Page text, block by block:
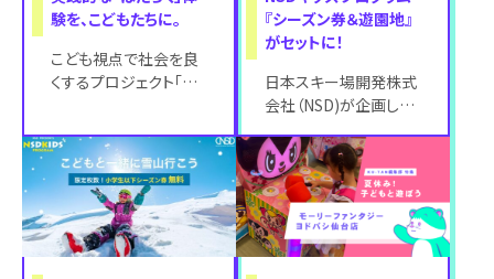
験を、こどもたちに。
こども視点で社会を良
くするプロジェクト「お
を、明るくしよう
『シーズン券＆遊園地』
がセットに！
日本スキー場開発株式
会社（NSD)が企画して
長野県・岐阜県・滋賀
県・宮城県のグ